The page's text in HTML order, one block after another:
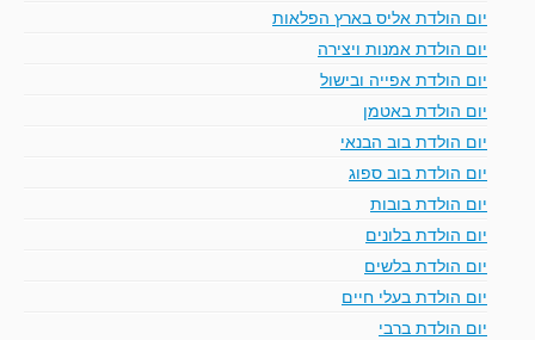
יום הולדת אליס בארץ הפלאות
יום הולדת אמנות ויצירה
יום הולדת אפייה ובישול
יום הולדת באטמן
יום הולדת בוב הבנאי
יום הולדת בוב ספוג
יום הולדת בובות
יום הולדת בלונים
יום הולדת בלשים
יום הולדת בעלי חיים
יום הולדת ברבי